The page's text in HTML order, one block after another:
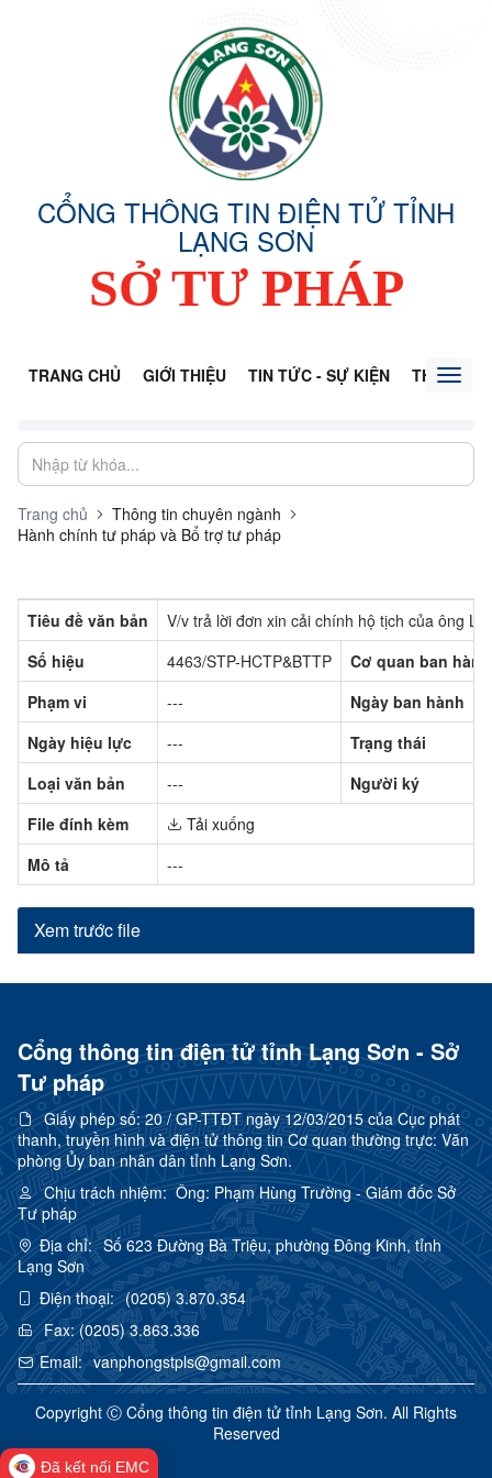
CỔNG THÔNG TIN ĐIỆN TỬ TỈNH
LẠNG SƠN
SỞ TƯ PHÁP
TRANG CHỦ GIỚI THIỆU TIN TỨC - SỰ KIỆN THÔNG
Trang chủ
Thông tin chuyên ngành
Hành chính tư pháp và Bổ trợ tư pháp
Tiêu đề văn bản
V/v trả lời đơn xin cải chính hộ tịch của ông
Số hiệu
4463/STP-HCTP&BTTP
Cơ quan ban hành
Phạm vi
---
Ngày ban hành
Ngày hiệu lực
---
Trạng thái
Loại văn bản
---
Người ký
File đính kèm
Tải xuống
Mô tả
---
Xem trước file
Cổng thông tin điện tử tỉnh Lạng Sơn - Sở
Tư pháp
Giấy phép số:20 / GP-TTĐT ngày 12/03/2015 của Cục phát
thanh, truyền hình và điện tử thông tin Cơ quan thường trực: Văn
phòng Ủy ban nhân dân tỉnh Lạng Sơn.
Chịu trách nhiệm:Ông: Phạm Hùng Trường - Giám đốc Sở
Tư pháp
Địa chỉ: Số 623 Đường Bà Triệu, phường Đông Kinh, tỉnh
Lạng Sơn
Điện thoại: (0205) 3.870.354
Fax:(0205) 3.863.336
Email: vanphongstpls@gmail.com
Copyright Ⓒ Cổng thông tin điện tử tỉnh Lạng Sơn. All Rights
Reserved
Đã kết nối EMC